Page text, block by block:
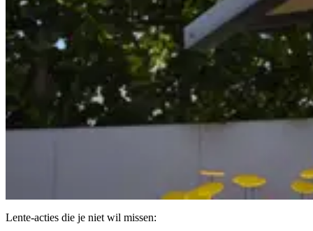
Lente-acties die je niet wil missen: